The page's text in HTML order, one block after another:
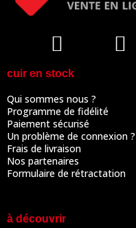
cuir en stock
Qui sommes nous ?
Programme de fidélité
Paiement sécurisé
Un problème de connexion ?
Frais de livraison
Nos partenaires
Formulaire de rétractation
à découvrir